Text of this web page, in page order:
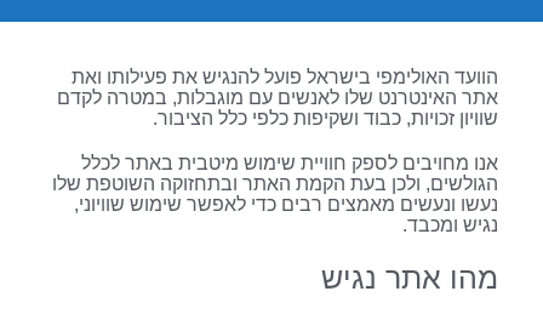
הוועד האולימפי בישראל פועל להנגיש את פעילותו ואת
אתר האינטרנט שלו לאנשים עם מוגבלות, במטרה לקדם
שוויון זכויות, כבוד ושקיפות כלפי כלל הציבור.
אנו מחויבים לספק חוויית שימוש מיטבית באתר לכלל
הגולשים, ולכן בעת הקמת האתר ובתחזוקה השוטפת שלו
נעשו ונעשים מאמצים רבים כדי לאפשר שימוש שוויוני,
נגיש ומכבד.
מהו אתר נגיש